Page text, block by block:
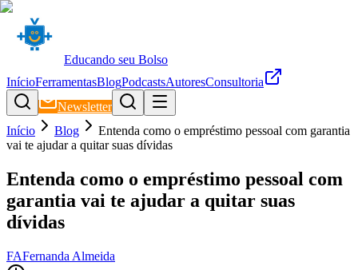
Educando seu Bolso
InícioFerramentasBlogPodcastsAutoresConsultoria
Newsletter
Início
Blog
Entenda como o empréstimo pessoal com garantia
vai te ajudar a quitar suas dívidas
Entenda como o empréstimo pessoal com
garantia vai te ajudar a quitar suas
dívidas
FAFernanda Almeida